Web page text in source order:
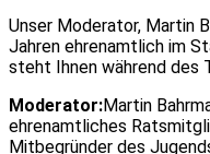
Unser Moderator, Martin
Jahren ehrenamtlich im
steht Ihnen während des
Moderator:Martin
ehrenamtliches
Mitbegründer des